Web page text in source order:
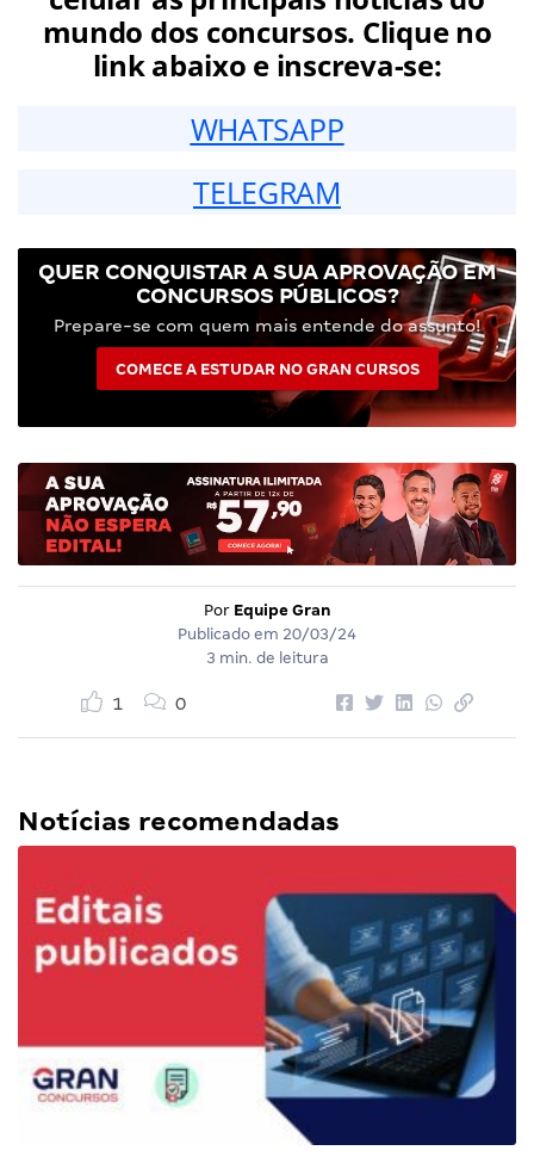
mundo dos concursos. Clique no
link abaixo e inscreva-se:
WHATSAPP
TELEGRAM
QUER CONQUISTAR A SUA APROVAÇÃO EM
CONCURSOS PÚBLICOS?
Prepare-se com quem mais entende do assunto!
COMECE A ESTUDAR NO GRAN CURSOS
Por Equipe Gran
Publicado em 20/03/24
3 min. de leitura
1 0
Notícias recomendadas